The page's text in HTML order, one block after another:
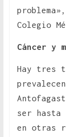
Colegio
Cáncer y
Hay tres
ser hasta
en otras